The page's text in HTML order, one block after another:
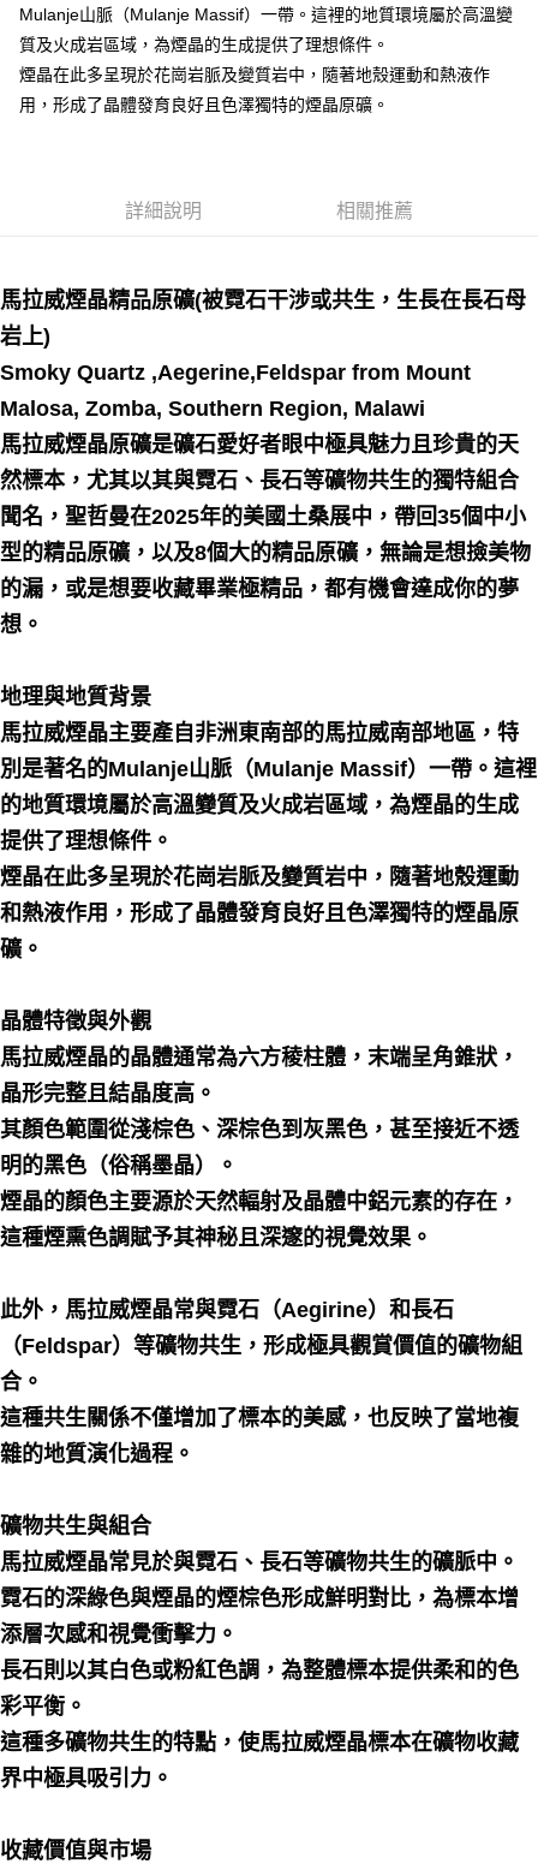
全家取貨付款
每筆NT$80，滿NT$3,000(含以上)免運費
7-11取貨付款
每筆NT$80，滿NT$3,000(含以上)免運費
免運費
Mulanje山脈（Mulanje Massif）一帶。這裡的地質環境屬於高溫變
質及火成岩區域，為煙晶的生成提供了理想條件。
煙晶在此多呈現於花崗岩脈及變質岩中，隨著地殼運動和熱液作
用，形成了晶體發育良好且色澤獨特的煙晶原礦。
詳細說明 相關推薦
馬拉威煙晶精品原礦(被霓石干涉或共生，生長在長石母
岩上)
Smoky Quartz ,Aegerine,Feldspar from Mount
Malosa, Zomba, Southern Region, Malawi
馬拉威煙晶原礦是礦石愛好者眼中極具魅力且珍貴的天
然標本，尤其以其與霓石、長石等礦物共生的獨特組合
聞名，聖哲曼在2025年的美國土桑展中，帶回35個中小
型的精品原礦，以及8個大的精品原礦，無論是想撿美物
的漏，或是想要收藏畢業極精品，都有機會達成你的夢
想。
地理與地質背景
馬拉威煙晶主要產自非洲東南部的馬拉威南部地區，特
別是著名的Mulanje山脈（Mulanje Massif）一帶。這裡
的地質環境屬於高溫變質及火成岩區域，為煙晶的生成
提供了理想條件。
煙晶在此多呈現於花崗岩脈及變質岩中，隨著地殼運動
和熱液作用，形成了晶體發育良好且色澤獨特的煙晶原
礦。
晶體特徵與外觀
馬拉威煙晶的晶體通常為六方稜柱體，末端呈角錐狀，
晶形完整且結晶度高。
其顏色範圍從淺棕色、深棕色到灰黑色，甚至接近不透
明的黑色（俗稱墨晶）。
煙晶的顏色主要源於天然輻射及晶體中鋁元素的存在，
這種煙熏色調賦予其神秘且深邃的視覺效果。
此外，馬拉威煙晶常與霓石（Aegirine）和長石
（Feldspar）等礦物共生，形成極具觀賞價值的礦物組
合。
這種共生關係不僅增加了標本的美感，也反映了當地複
雜的地質演化過程。
礦物共生與組合
馬拉威煙晶常見於與霓石、長石等礦物共生的礦脈中。
霓石的深綠色與煙晶的煙棕色形成鮮明對比，為標本增
添層次感和視覺衝擊力。
長石則以其白色或粉紅色調，為整體標本提供柔和的色
彩平衡。
這種多礦物共生的特點，使馬拉威煙晶標本在礦物收藏
界中極具吸引力。
收藏價值與市場